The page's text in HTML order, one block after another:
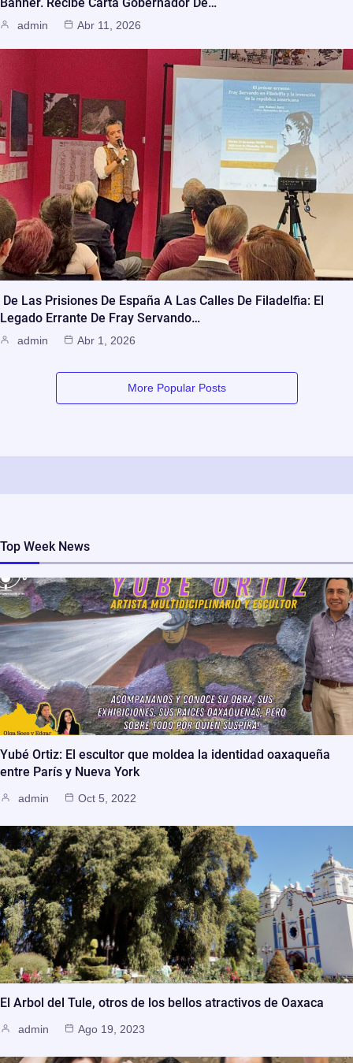
Banner. Recibe Carta Gobernador De…
admin Abr 11, 2026
De Las Prisiones De España A Las Calles De Filadelfia: El
Legado Errante De Fray Servando…
admin Abr 1, 2026
More Popular Posts
Top Week News
Yubé Ortiz: El escultor que moldea la identidad oaxaqueña
entre París y Nueva York
admin Oct 5, 2022
El Arbol del Tule, otros de los bellos atractivos de Oaxaca
admin Ago 19, 2023